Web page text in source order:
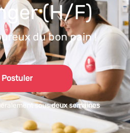
(H/F)
du bon pain !
Postuler
sousdeux semaines